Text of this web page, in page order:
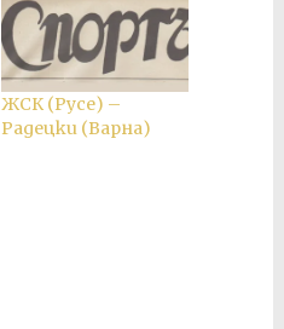
ЖСК (Русе) –
Радецки (Варна)